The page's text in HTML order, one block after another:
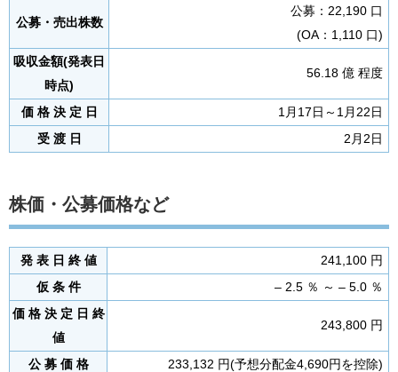
公募・売出株数
公募：22,190 口
(OA：1,110 口)
吸収金額(発表日
時点)
56.18 億 程度
価 格 決 定 日
1月17日～1月22日
受 渡 日
2月2日
株価・公募価格など
発 表 日 終 値
241,100 円
仮 条 件
– 2.5 ％ ～ – 5.0 ％
価 格 決 定 日 終
値
243,800 円
公 募 価 格
233,132 円(予想分配金4,690円を控除)